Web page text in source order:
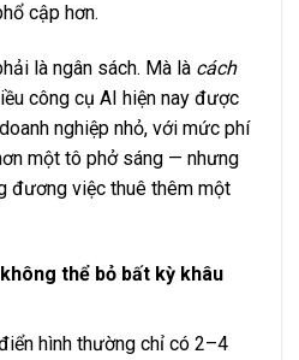
cập hơn.
là ngân sách. Mà là cách
công cụ AI hiện nay được
nghiệp nhỏ, với mức phí
một tô phở sáng — nhưng
đương việc thuê thêm một
thể bỏ bất kỳ khâu
hình thường chỉ có 2–4